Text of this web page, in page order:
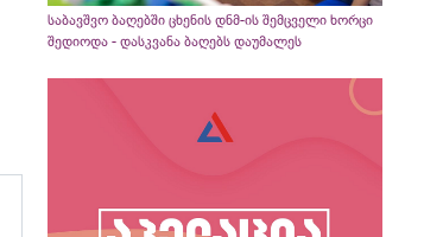
საბავშვო ბაღებში ცხენის დნმ-ის შემცველი ხორცი
შედიოდა - დასკვანა ბაღებს დაუმალეს